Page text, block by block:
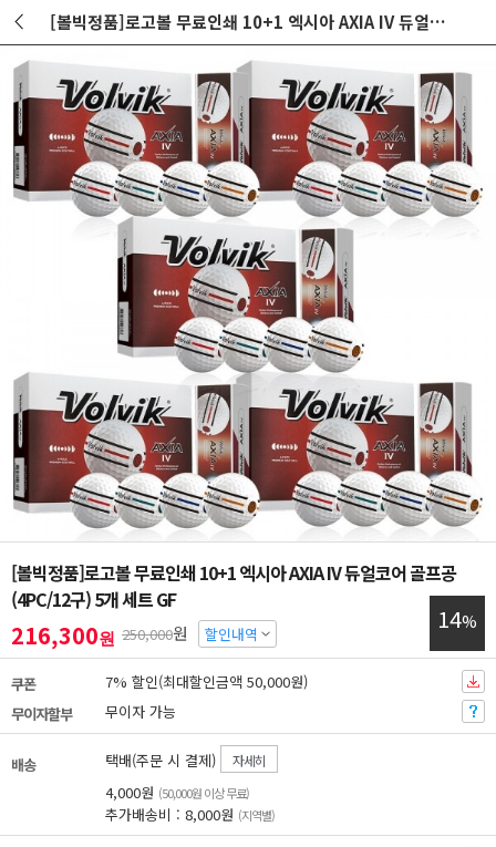
[볼빅정품]로고볼 무료인쇄 10+1 엑시아 AXIA IV 듀얼코어 골프공 (4PC/12구) 5개 세트 GF
[볼빅정품]로고볼 무료인쇄 10+1 엑시아 AXIA IV 듀얼코어 골프공
(4PC/12구) 5개 세트 GF
216,300원 250,000원 할인내역 14%
쿠폰
7% 할인(최대할인금액 50,000원)
무이자할부
무이자 가능
배송 택배(주문 시 결제) 자세히
4,000원 (50,000원 이상 무료)
추가배송비 : 8,000원 (지역별)